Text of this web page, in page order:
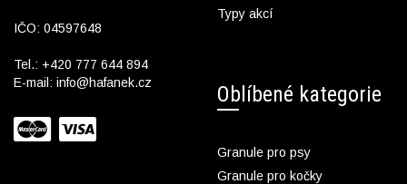
IČO: 04597648
Tel.: +420 777 644 894
E-mail: info@hafanek.cz
Typy akcí
Oblíbené kategorie
Granule pro psy
Granule pro kočky